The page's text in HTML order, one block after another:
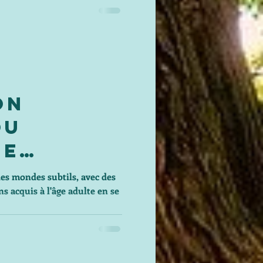
?
mondes subtils, avec des
acquis à l'âge adulte en se